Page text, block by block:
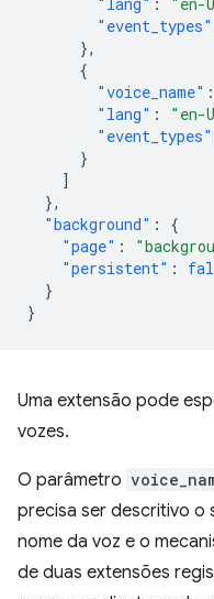
"event_types"
},
{
"voice_name" :
"lang" : "en-
"event_types"
}
]
},
"background" :
{
"page" :
"persistent" :
}
}
Uma extensão pode
vozes.
O parâmetro
precisa ser descritivo o
nome da voz e o
de duas extensões